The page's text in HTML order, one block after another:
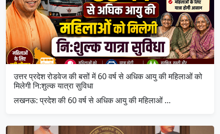
उत्तर प्रदेश रोडवेज की बसों में 60 वर्ष से अधिक आयु की महिलाओं को
मिलेगी नि:शुल्क यात्रा सुविधा
लखनऊ: प्रदेश की 60 वर्ष से अधिक आयु की महिलाओं …